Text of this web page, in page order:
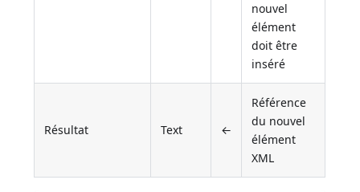
nouvel
élément
doit être
inséré
Résultat Text ←
Référence
du nouvel
élément
XML